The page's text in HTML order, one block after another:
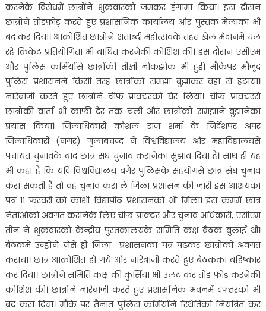
करनेके विरोधमें छात्रोंने शुक्रवारको जमकर हंगामा किया। इस दौरान
छात्रोंने तोडफ़ोड़ करते हुए प्रशासनिक कार्यालय और पुस्तक मेलाका भी
बंद कर दिया। आक्रोशित छात्रोंने शताब्दी महोत्सवके तहत खेल मैदानमें चल
रहे क्रिकेट प्रतियोगिता भी बाधित करनेकी कोशिश की। इस दौरान एसीएम
और पुलिस कर्मियोंसे छात्रोंकी तीखी नोकझोक भी हुई। मौकेपर मौजूद
पुलिस प्रशासनने किसी तरह छात्रोंको समझा बुझाकर वहां से हटाया।
नारेबाजी करते हुए छात्रोंने चीफ प्राक्टरको घेर लिया। चीफ प्राक्टरसे
छात्रोंकी वार्ता भी काफी देर तक चली और छात्रोंको समझाने बुझानेका
प्रयास किया। जिलाधिकारी कौशल राज शर्मा के निर्देशपर अपर
जिलाधिकारी (नगर) गुलाबचन्द ने विश्वविद्यालय और महाविद्यालयसे
पंचायत चुनावके बाद छात्र संघ चुनाव करानेका सुझाव दिया है। साथ ही यह
भी कहा है कि यदि विश्वविद्यालय बगैर पुलिसके सहयोगसे छात्र संघ चुनाव
करा सकती है तो वह चुनाव करा ले जिला प्रशासन की जारी इस आशयका
पत्र ११ फरवरी को काशी विद्यापीठ प्रशासनको भी मिला। इस क्रममें छात्र
नेताओंको अवगत करानेके लिए चीफ प्राक्टर और चुनाव अधिकारी, एसीएम
तीन ने शुक्रवारको केन्द्रीय पुस्तकालयके समिति कक्ष बैठक बुलाई थी।
बैठकमें उन्होंने जैसे ही जिला प्रशासनका पत्र पढ़कर छात्रोंको अवगत
कराया। छात्र आक्रोशित हो गये और नारेबाजी करते हुए बैठकका बहिष्कार
कर दिया। छात्रोंने समिति कक्ष की कुर्सिया भी उलट कर तोड़ फोड़ करनेकी
कोशिश की। छात्रोंने नारेबाजी करते हुए प्रशासनिक भवनमें दफ्तरको भी
बंद करा दिया। मौके पर तैनात पुलिस कर्मियोंने स्थितिको नियंत्रित कर